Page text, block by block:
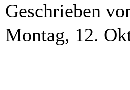
Geschrieben
Montag, 12.